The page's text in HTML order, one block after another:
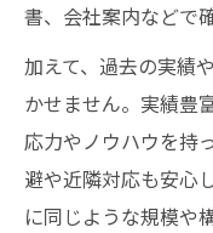
書、会社案内などで
加えて、過去の実績
かせません。実績豊
応力やノウハウを持
避や近隣対応も安心
に同じような規模や